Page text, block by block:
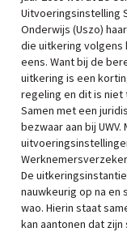
Uitvoeringsinstelling
Onderwijs (Uszo)
die uitkering volgens
eens. Want bij de
uitkering is een
regeling en dit is niet
Samen met een
bezwaar aan bij
De
nauwkeurig op na
wao. Hierin staat
kan aantonen dat